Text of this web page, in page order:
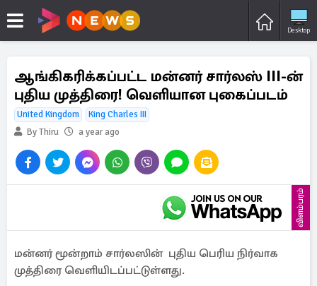
Desktop
ஆங்கிகரிக்கப்பட்ட மன்னர் சார்லஸ் III-ன்
புதிய முத்திரை! வெளியான புகைப்படம்
United Kingdom
King Charles III
By Thiru
a year ago
விளம்பரம்
மன்னர் மூன்றாம் சார்லஸின் புதிய பெரிய நிர்வாக
முத்திரை வெளியிடப்பட்டுள்ளது.